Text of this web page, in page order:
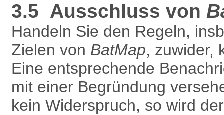
3.5 Ausschluss von
Handeln Sie den Regeln,
Zielen von BatMap, zuwider,
Eine entsprechende
mit einer Begründung
kein Widerspruch, so wird